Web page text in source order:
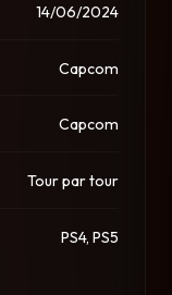
14/06/2024
Capcom
Capcom
Tour par tour
PS4, PS5